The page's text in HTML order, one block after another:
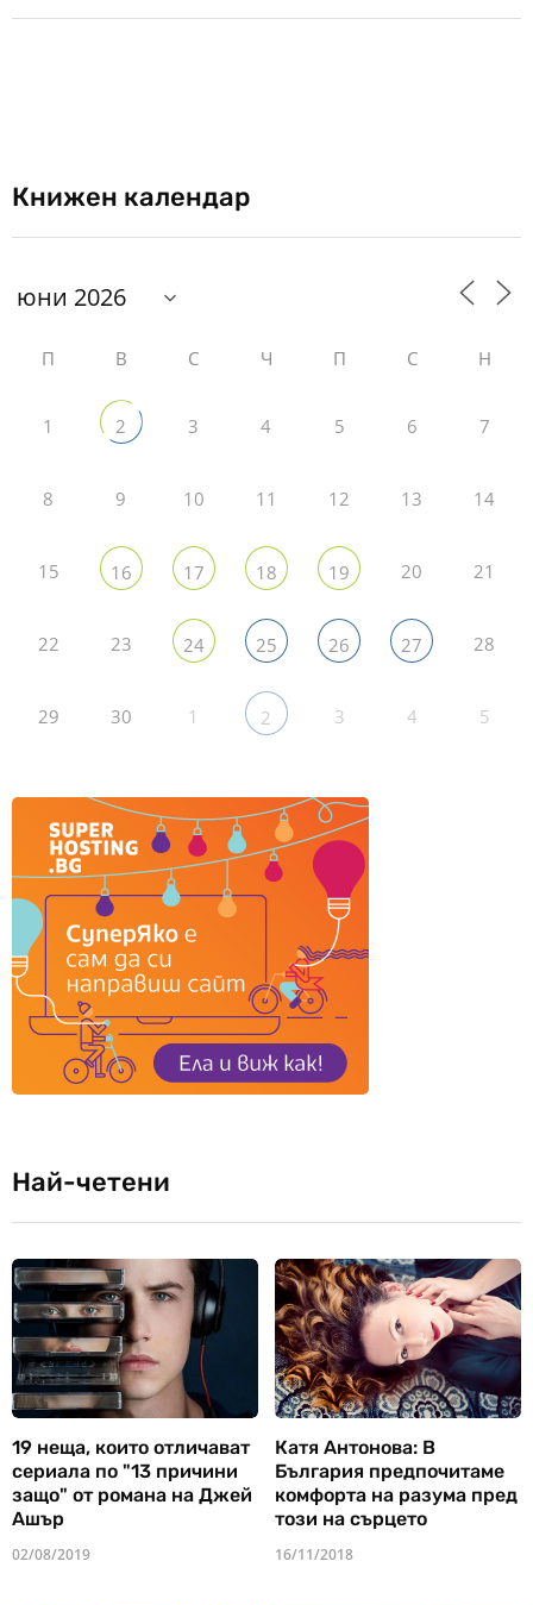
Книжен календар
П В С Ч П С Н
1 2 3 4 5 6 7
8 9 10 11 12 13 14
15 16 17 18 19 20 21
22 23 24 25 26 27 28
29 30 1 2 3 4 5
Най-четени
19 неща, които отличават
сериала по "13 причини
защо" от романа на Джей
Ашър
02/08/2019
Катя Антонова: В
България предпочитаме
комфорта на разума пред
този на сърцето
16/11/2018